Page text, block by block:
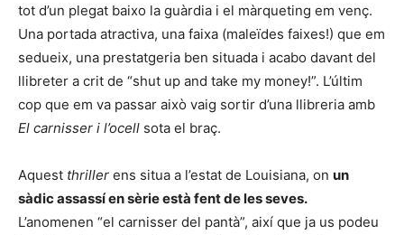
tot d’un plegat baixo la guàrdia i el màrqueting em venç.
Una portada atractiva, una faixa (maleïdes faixes!) que em
sedueix, una prestatgeria ben situada i acabo davant del
llibreter a crit de “shut up and take my money!”. L’últim
cop que em va passar això vaig sortir d’una llibreria amb
El carnisser i l’ocell sota el braç.
Aquest thriller ens situa a l’estat de Louisiana, on un
sàdic assassí en sèrie està fent de les seves.
L’anomenen “el carnisser del pantà”, així que ja us podeu